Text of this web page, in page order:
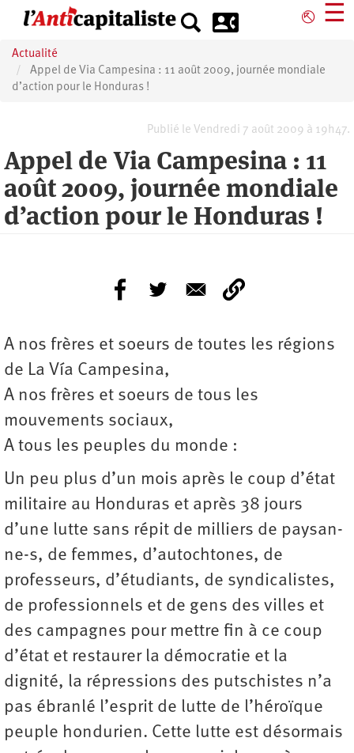
principal
⎋ ☰
Actualité
Appel de Via Campesina : 11 août 2009, journée mondiale
d’action pour le Honduras !
Publié le Vendredi 7 août 2009 à 19h47.
Appel de Via Campesina : 11
août 2009, journée mondiale
d’action pour le Honduras !
A nos frères et soeurs de toutes les régions
de La Vía Campesina,
A nos frères et soeurs de tous les
mouvements sociaux,
A tous les peuples du monde :
Un peu plus d’un mois après le coup d’état
militaire au Honduras et après 38 jours
d’une lutte sans répit de milliers de paysan-
ne-s, de femmes, d’autochtones, de
professeurs, d’étudiants, de syndicalistes,
de professionnels et de gens des villes et
des campagnes pour mettre fin à ce coup
d’état et restaurer la démocratie et la
dignité, la répressions des putschistes n’a
pas ébranlé l’esprit de lutte de l’héroïque
peuple hondurien. Cette lutte est désormais